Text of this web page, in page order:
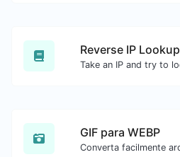
Reverse IP Lookup
GIF para WEBP